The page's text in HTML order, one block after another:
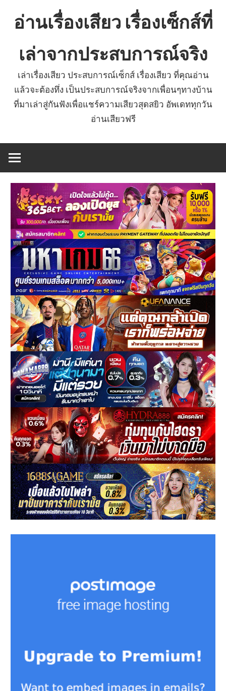
อ่านเรื่องเสียว เรื่องเซ็กส์ที่
เล่าจากประสบการณ์จริง
เล่าเรื่องเสียว ประสบการณ์เซ็กส์ เรื่องเสียว ที่คุณอ่าน
แล้วจะต้องทึ่ง เป็นประสบการณ์จริงจากเพื่อนๆทางบ้าน
ที่มาเล่าสู่กันฟังเพื่อแชร์ความเสียวสุดสยิว อัพเดททุกวัน
อ่านเสียวฟรี